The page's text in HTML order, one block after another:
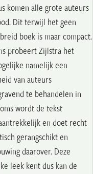
komen alle grote auteurs
Dit terwijl het geen
boek is maar compact.
probeert Zijlstra het
namelijk een
van auteurs
te behandelen in
wordt de tekst
en doet recht
gerangschikt en
daarover. Deze
leek kent dus kan de